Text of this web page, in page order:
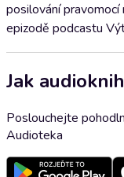
posilování
epizodě podcastu
Jak
Poslouchejte
Audioteka